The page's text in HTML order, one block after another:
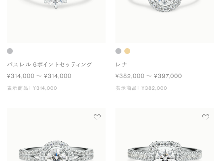
パスレル 6ポイントセッティング
¥314,000 〜 ¥314,000
表示商品： ¥314,000
レナ
¥382,000 〜 ¥397,000
表示商品： ¥382,000